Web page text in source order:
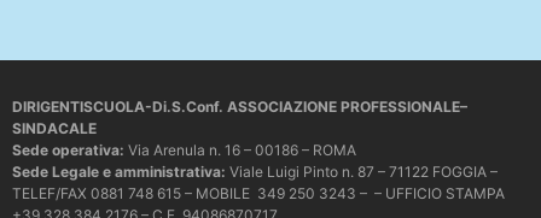
DIRIGENTISCUOLA-Di.S.Conf. ASSOCIAZIONE PROFESSIONALE–
SINDACALE
Sede operativa: Via Arenula n. 16 – 00186 – ROMA
Sede Legale e amministrativa: Viale Luigi Pinto n. 87 – 71122 FOGGIA –
TELEF/FAX 0881 748 615 – MOBILE 349 250 3243 – – UFFICIO STAMPA